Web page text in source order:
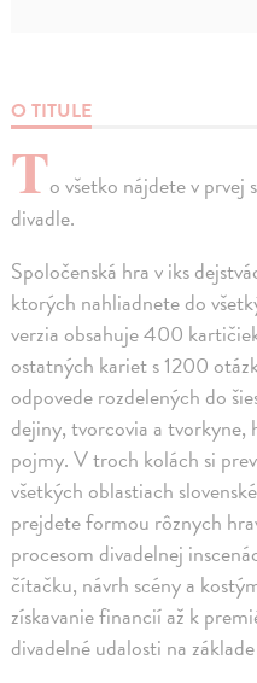
O TITULE
To všetko nájdete v prvej
divadle.
Spoločenská hra v iks
ktorých nahliadnete do
verzia obsahuje 400
ostatných kariet s 1200
odpovede rozdelených do
dejiny, tvorcovia a
pojmy. V troch kolách si
všetkých oblastiach
prejdete formou rôznych
procesom divadelnej
čítačku, návrh scény a
získavanie financií až k
divadelné udalosti na